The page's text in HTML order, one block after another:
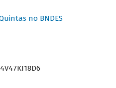
no BNDES